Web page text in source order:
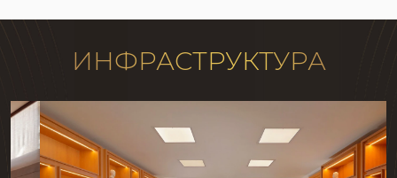
ИНФРАСТРУКТУРА